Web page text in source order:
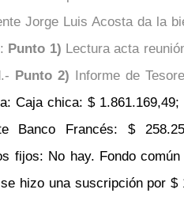
Jorge Luis Acosta da la
Punto 1) Lectura acta
Punto 2) Informe de
Caja chica: $
Banco Francés: $
fijos: No hay. Fondo
hizo una suscripción por $